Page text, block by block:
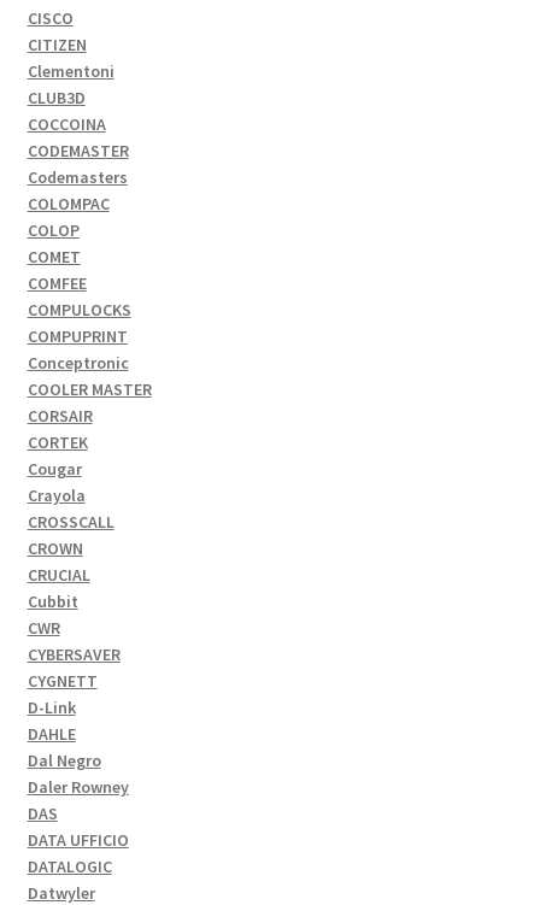
CISCO
CITIZEN
Clementoni
CLUB3D
COCCOINA
CODEMASTER
Codemasters
COLOMPAC
COLOP
COMET
COMFEE
COMPULOCKS
COMPUPRINT
Conceptronic
COOLER MASTER
CORSAIR
CORTEK
Cougar
Crayola
CROSSCALL
CROWN
CRUCIAL
Cubbit
CWR
CYBERSAVER
CYGNETT
D-Link
DAHLE
Dal Negro
Daler Rowney
DAS
DATA UFFICIO
DATALOGIC
Datwyler